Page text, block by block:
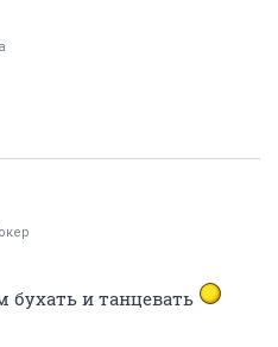
бухать и танцевать